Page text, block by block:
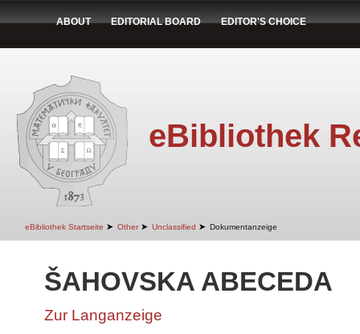
ABOUT EDITORIAL BOARD EDITOR'S CHOICE
eBibliothek
eBibliothek Startseite ➤ Other ➤ Unclassified ➤ Dokumentanzeige
ŠAHOVSKA ABECEDA
Zur Langanzeige